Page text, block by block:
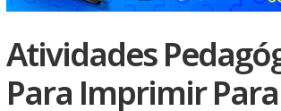
Atividades
Para Imprimir